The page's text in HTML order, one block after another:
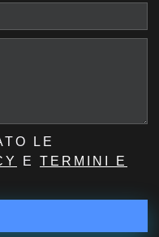
LE
E TERMINI E